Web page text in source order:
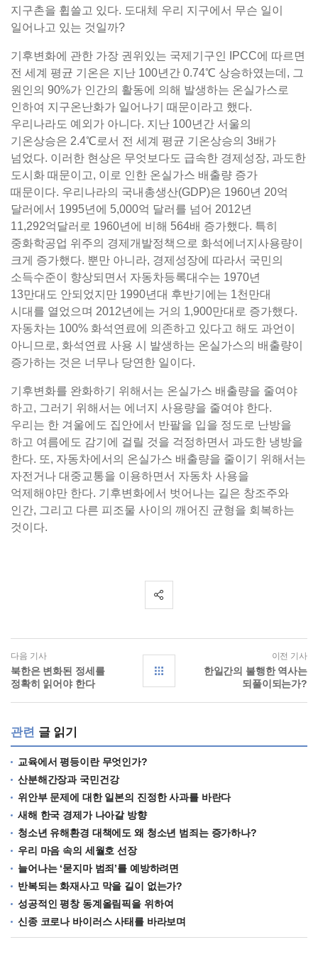
지구촌을 휩쓸고 있다. 도대체 우리 지구에서 무슨 일이
일어나고 있는 것일까?
기후변화에 관한 가장 권위있는 국제기구인 IPCC에 따르면
전 세계 평균 기온은 지난 100년간 0.74℃ 상승하였는데, 그
원인의 90%가 인간의 활동에 의해 발생하는 온실가스로
인하여 지구온난화가 일어나기 때문이라고 했다.
우리나라도 예외가 아니다. 지난 100년간 서울의
기온상승은 2.4℃로서 전 세계 평균 기온상승의 3배가
넘었다. 이러한 현상은 무엇보다도 급속한 경제성장, 과도한
도시화 때문이고, 이로 인한 온실가스 배출량 증가
때문이다. 우리나라의 국내총생산(GDP)은 1960년 20억
달러에서 1995년에 5,000억 달러를 넘어 2012년
11,292억달러로 1960년에 비해 564배 증가했다. 특히
중화학공업 위주의 경제개발정책으로 화석에너지사용량이
크게 증가했다. 뿐만 아니라, 경제성장에 따라서 국민의
소득수준이 향상되면서 자동차등록대수는 1970년
13만대도 안되었지만 1990년대 후반기에는 1천만대
시대를 열었으며 2012년에는 거의 1,900만대로 증가했다.
자동차는 100% 화석연료에 의존하고 있다고 해도 과언이
아니므로, 화석연료 사용 시 발생하는 온실가스의 배출량이
증가하는 것은 너무나 당연한 일이다.
기후변화를 완화하기 위해서는 온실가스 배출량을 줄여야
하고, 그러기 위해서는 에너지 사용량을 줄여야 한다.
우리는 한 겨울에도 집안에서 반팔을 입을 정도로 난방을
하고 여름에도 감기에 걸릴 것을 걱정하면서 과도한 냉방을
한다. 또, 자동차에서의 온실가스 배출량을 줄이기 위해서는
자전거나 대중교통을 이용하면서 자동차 사용을
억제해야만 한다. 기후변화에서 벗어나는 길은 창조주와
인간, 그리고 다른 피조물 사이의 깨어진 균형을 회복하는
것이다.
다음 기사
북한은 변화된 정세를
정확히 읽어야 한다
이전 기사
한일간의 불행한 역사는
되풀이되는가?
관련 글 읽기
교육에서 평등이란 무엇인가?
산분해간장과 국민건강
위안부 문제에 대한 일본의 진정한 사과를 바란다
새해 한국 경제가 나아갈 방향
청소년 유해환경 대책에도 왜 청소년 범죄는 증가하나?
우리 마음 속의 세월호 선장
늘어나는 ‘묻지마 범죄’를 예방하려면
반복되는 화재사고 막을 길이 없는가?
성공적인 평창 동계올림픽을 위하여
신종 코로나 바이러스 사태를 바라보며